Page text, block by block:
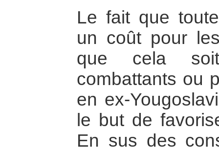
Le fait que
un coût pour
que cela
combattants ou
en ex-
le but de
En sus des